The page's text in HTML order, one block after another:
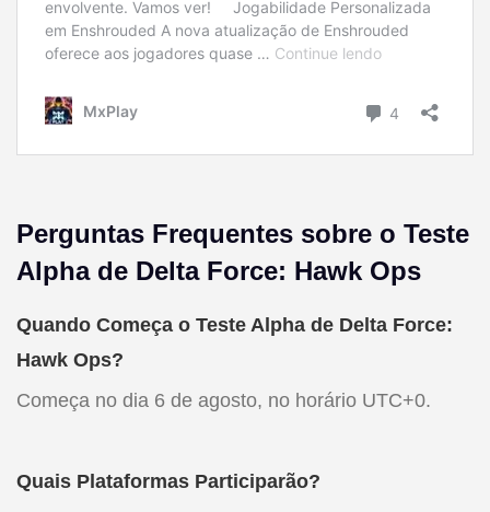
Perguntas Frequentes sobre o Teste
Alpha de Delta Force: Hawk Ops
Quando Começa o Teste Alpha de Delta Force:
Hawk Ops?
Começa no dia 6 de agosto, no horário UTC+0.
Quais Plataformas Participarão?